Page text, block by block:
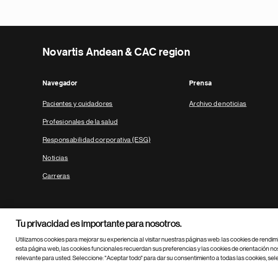
Novartis Andean & CAC region
Navegador
Pacientes y cuidadores
Profesionales de la salud
Responsabilidad corporativa (ESG)
Noticias
Carreras
Prensa
Archivo de noticias
Parte
© 2026 Novartis AG
Tu privacidad es importante para nosotros.
Utilizamos cookies para mejorar su experiencia al visitar nuestras páginas web: las cookies de
esta página web, las cookies funcionales recuerdan sus preferencias y las cookies de orientación
relevante para usted. Seleccione: "Aceptar todo" para dar su consentimiento a todas las cookies,